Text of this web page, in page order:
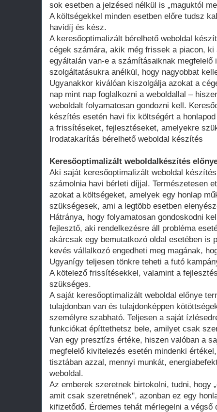
sok esetben a jelzésed nélkül is „maguktól
A költségekkel minden esetben előre tudsz
havidíj és kész.
A keresőoptimalizált bérelhető weboldal
cégek számára, akik még frissek a piacon, ki
egyáltalán van-e a számításaiknak megfelelő
szolgáltatásukra anélkül, hogy nagyobbat
Ugyanakkor kiválóan kiszolgálja azokat a
nap mint nap foglalkozni a weboldallal –
weboldalt folyamatosan gondozni kell.
készítés esetén havi fix költségért a
a frissítéseket, fejlesztéseket, amelyekre
Irodatakarítás bérelhető weboldal készítés
Keresőoptimalizált weboldalkészítés
Aki saját keresőoptimalizált weboldal
számolnia havi bérleti díjjal. Természetesen
azokat a költségeket, amelyek egy honlap
szükségesek, ami a legtöbb esetben
Hátránya, hogy folyamatosan gondoskodni
fejlesztő, aki rendelkezésre áll probléma
akárcsak egy bemutatkozó oldal esetében is
kevés vállalkozó engedheti meg magának,
Ugyanígy teljesen tönkre teheti a futó
A kötelező frissítésekkel, valamint a
szükséges.
A saját keresőoptimalizált weboldal előnye
tulajdonban van és tulajdonképpen
személyre szabható. Teljesen a saját
funkciókat építtethetsz bele, amilyet csak
Van egy presztízs értéke, hiszen valóban a
megfelelő kivitelezés esetén mindenki
tisztában azzal, mennyi munkát,
weboldal.
Az emberek szeretnek birtokolni, tudni, hogy
amit csak szeretnének", azonban ez egy
kifizetődő. Érdemes tehát mérlegelni a végső